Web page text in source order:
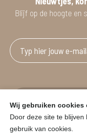
Blijf op de hoogte en
vanaf
Wij gebruiken cookies
Door deze site te
gebruik van cookies.